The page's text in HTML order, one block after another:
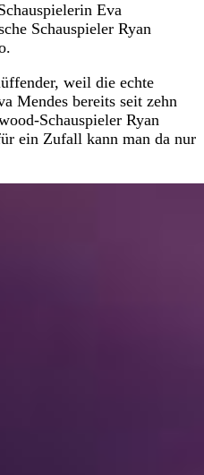
Eva
Schauspieler Ryan
weil die echte
Mendes bereits seit zehn
Schauspieler Ryan
ein Zufall kann man da nur